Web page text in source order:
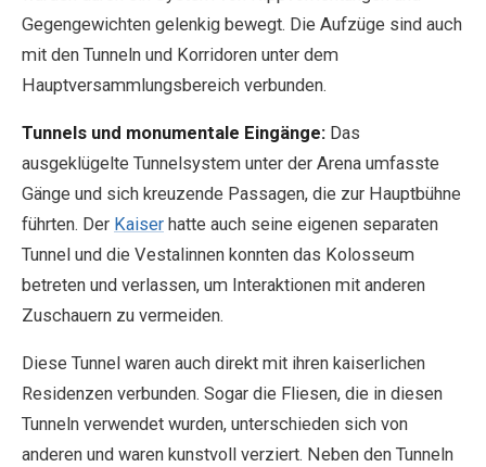
Gegengewichten gelenkig bewegt. Die Aufzüge sind auch
mit den Tunneln und Korridoren unter dem
Hauptversammlungsbereich verbunden.
Tunnels und monumentale Eingänge: Das
ausgeklügelte Tunnelsystem unter der Arena umfasste
Gänge und sich kreuzende Passagen, die zur Hauptbühne
führten. Der Kaiser hatte auch seine eigenen separaten
Tunnel und die Vestalinnen konnten das Kolosseum
betreten und verlassen, um Interaktionen mit anderen
Zuschauern zu vermeiden.
Diese Tunnel waren auch direkt mit ihren kaiserlichen
Residenzen verbunden. Sogar die Fliesen, die in diesen
Tunneln verwendet wurden, unterschieden sich von
anderen und waren kunstvoll verziert. Neben den Tunneln